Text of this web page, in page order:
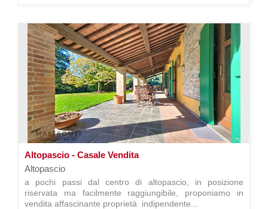
Altopascio - Casale Vendita
Altopascio
a pochi passi dal centro di altopascio, in posizione
riservata ma facilmente raggiungibile, proponiamo in
vendita affascinante proprietà indipendente...